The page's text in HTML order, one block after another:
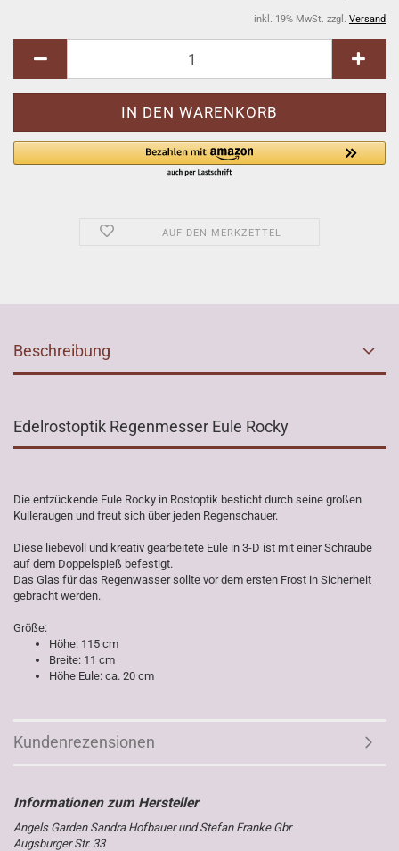
inkl. 19% MwSt. zzgl. Versand
AUF DEN MERKZETTEL
Beschreibung
Edelrostoptik Regenmesser Eule Rocky
Die entzückende Eule Rocky in Rostoptik besticht durch seine großen
Kulleraugen und freut sich über jeden Regenschauer.
Diese liebevoll und kreativ gearbeitete Eule in 3-D ist mit einer Schraube
auf dem Doppelspieß befestigt.
Das Glas für das Regenwasser sollte vor dem ersten Frost in Sicherheit
gebracht werden.
Größe:
Höhe: 115 cm
Breite: 11 cm
Höhe Eule: ca. 20 cm
Kundenrezensionen
Angels Garden Sandra Hofbauer und Stefan Franke Gbr
Augsburger Str. 33